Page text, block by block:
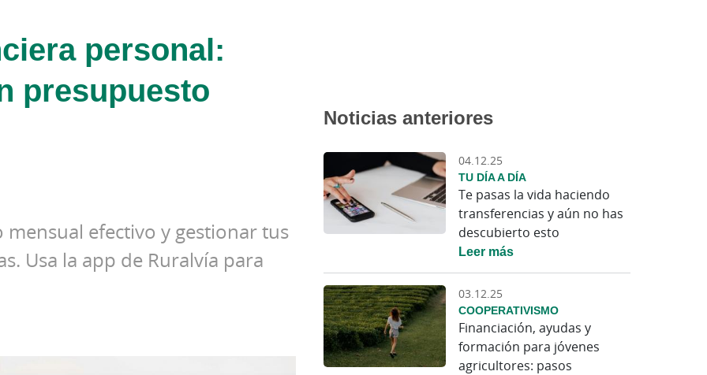
personal:
presupuesto
efectivo y gestionar tus
Usa la app de Ruralvía para
Noticias anteriores
04.12.25
TU DÍA A DÍA
Te pasas la vida haciendo
transferencias y aún no has
descubierto esto
Leer más
03.12.25
COOPERATIVISMO
Financiación, ayudas y
formación para jóvenes
agricultores: pasos